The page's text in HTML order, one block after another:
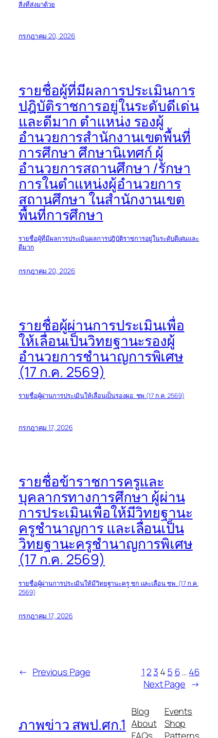
สิ่งที่ส่งมาด้วย
กรกฎาคม 20, 2026
รายชื่อผู้ที่มีผลการประเมินการ
ปฎิบัติราชการอยู่ในระดับดีเด่น
และดีมาก ตำแหน่ง รองผู้
อำนวยการสำนักงานเขตพื้นที่
การศึกษา ศึกษานิเทศก์ ผู้
อำนวยการสถานศึกษา /รักษา
การในตำแหน่งผู้อำนวยการ
สถานศึกษา ในสำนักงานเขต
พื้นที่การศึกษา
รายชื่อผู้ที่มีผลการประเมินผลการปฎิบัติราชการอยู่ในระดับดีเด่นและ
ดีมาก
กรกฎาคม 20, 2026
รายชื่อผู้ผ่านการประเมินเพื่อ
ให้เลื่อนเป็นวิทยฐานะรองผู้
อำนวยการชำนาญการพิเศษ
(17 ก.ค. 2569)
รายชื่อผู้ผ่านการประเมินให้เลื่อนเป็นรองผอ. ชพ.(17 ก.ค. 2569)
กรกฎาคม 17, 2026
รายชื่อข้าราชการครูและ
บุคลากรทางการศึกษา ผู้ผ่าน
การประเมินเพื่อให้มีวิทยฐานะ
ครูชำนาญการ และเลื่อนเป็น
วิทยฐานะครูชำนาญการพิเศษ
(17 ก.ค. 2569)
รายชื่อผู้ผ่านการประเมินให้มีวิทยฐานะครู ชก และเลื่อน ชพ. (17 ก.ค.
2569)
กรกฎาคม 17, 2026
← Previous Page 1 23 4 5 6… 46
Next Page →
ภาพข่าว สพป.ศก.1
Blog
About
Events
Shop